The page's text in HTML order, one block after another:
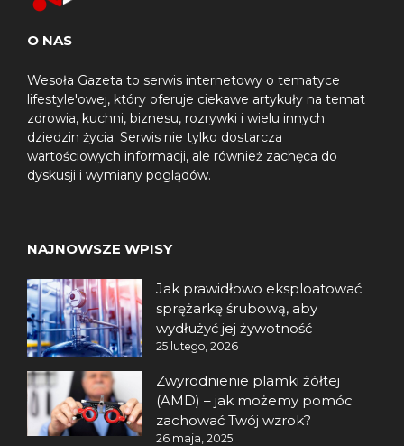
O NAS
Wesoła Gazeta to serwis internetowy o tematyce
lifestyle'owej, który oferuje ciekawe artykuły na temat
zdrowia, kuchni, biznesu, rozrywki i wielu innych
dziedzin życia. Serwis nie tylko dostarcza
wartościowych informacji, ale również zachęca do
dyskusji i wymiany poglądów.
NAJNOWSZE WPISY
Jak prawidłowo eksploatować
sprężarkę śrubową, aby
wydłużyć jej żywotność
25 lutego, 2026
Zwyrodnienie plamki żółtej
(AMD) – jak możemy pomóc
zachować Twój wzrok?
26 maja, 2025